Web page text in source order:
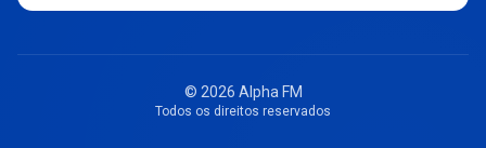
© 2026 Alpha FM
Todos os direitos reservados